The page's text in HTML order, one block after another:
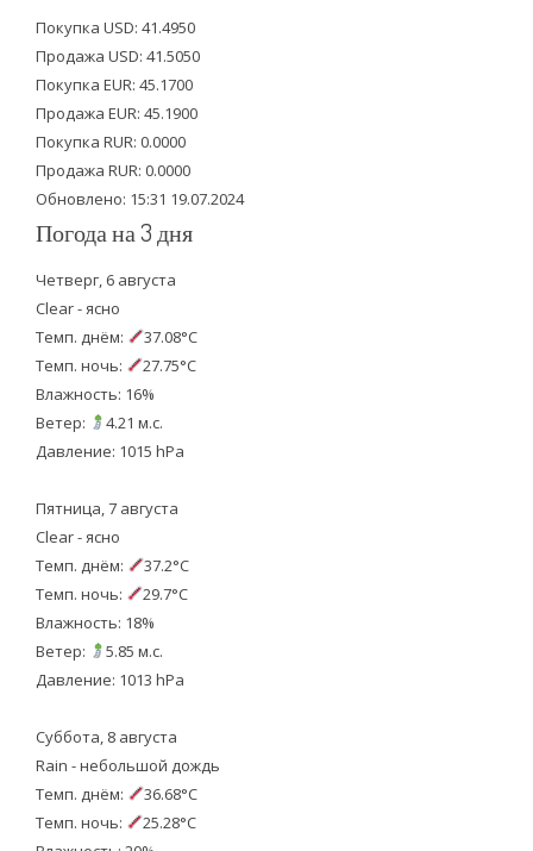
t
e
r
b
o
o
k
u
b
e
Покупка USD: 41.4950
Продажа USD: 41.5050
Покупка EUR: 45.1700
Продажа EUR: 45.1900
Покупка RUR: 0.0000
Продажа RUR: 0.0000
Обновлено: 15:31 19.07.2024
Погода на 3 дня
Четверг, 6 августа
Clear - ясно
Темп. днём:
37.08°C
Темп. ночь:
27.75°C
Влажность: 16%
Ветер:
4.21 м.с.
Давление: 1015 hPa
Пятница, 7 августа
Clear - ясно
Темп. днём:
37.2°C
Темп. ночь:
29.7°C
Влажность: 18%
Ветер:
5.85 м.с.
Давление: 1013 hPa
Суббота, 8 августа
Rain - небольшой дождь
Темп. днём:
36.68°C
Темп. ночь:
25.28°C